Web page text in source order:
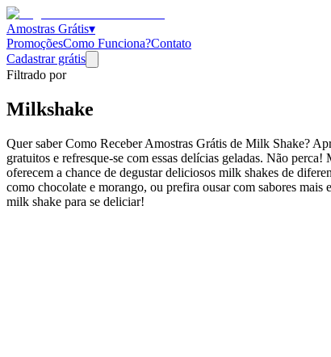
Amostras Grátis▾
PromoçõesComo Funciona?Contato
Cadastrar grátis
Filtrado por
Milkshake
Quer saber Como Receber Amostras Grátis de Milk Shake?
gratuitos e refresque-se com essas delícias geladas. Não
oferecem a chance de degustar deliciosos milk shakes de
como chocolate e morango, ou prefira ousar com sabores mais
milk shake para se deliciar!